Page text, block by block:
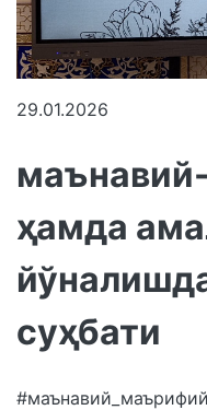
29.01.2026
ҳамда
суҳбати